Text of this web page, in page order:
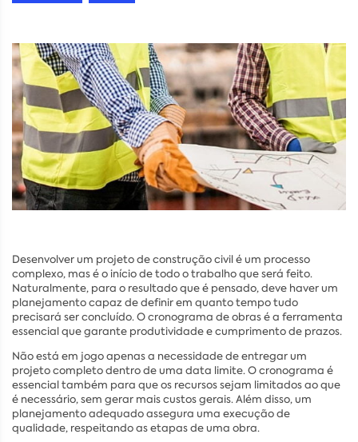
Desenvolver um projeto de construção civil é um processo
complexo, mas é o início de todo o trabalho que será feito.
Naturalmente, para o resultado que é pensado, deve haver um
planejamento capaz de definir em quanto tempo tudo
precisará ser concluído. O cronograma de obras é a ferramenta
essencial que garante produtividade e cumprimento de prazos.
Não está em jogo apenas a necessidade de entregar um
projeto completo dentro de uma data limite. O cronograma é
essencial também para que os recursos sejam limitados ao que
é necessário, sem gerar mais custos gerais. Além disso, um
planejamento adequado assegura uma execução de
qualidade, respeitando as etapas de uma obra.